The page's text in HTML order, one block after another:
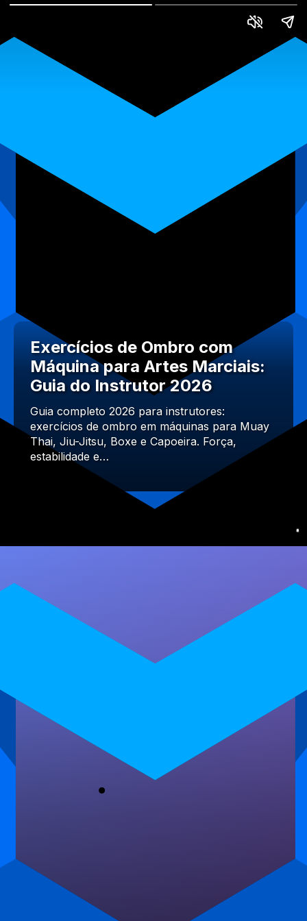
Exercícios de Ombro com
Máquina para Artes Marciais:
Guia do Instrutor 2026
Guia completo 2026 para instrutores:
exercícios de ombro em máquinas para Muay
Thai, Jiu-Jitsu, Boxe e Capoeira. Força,
estabilidade e…